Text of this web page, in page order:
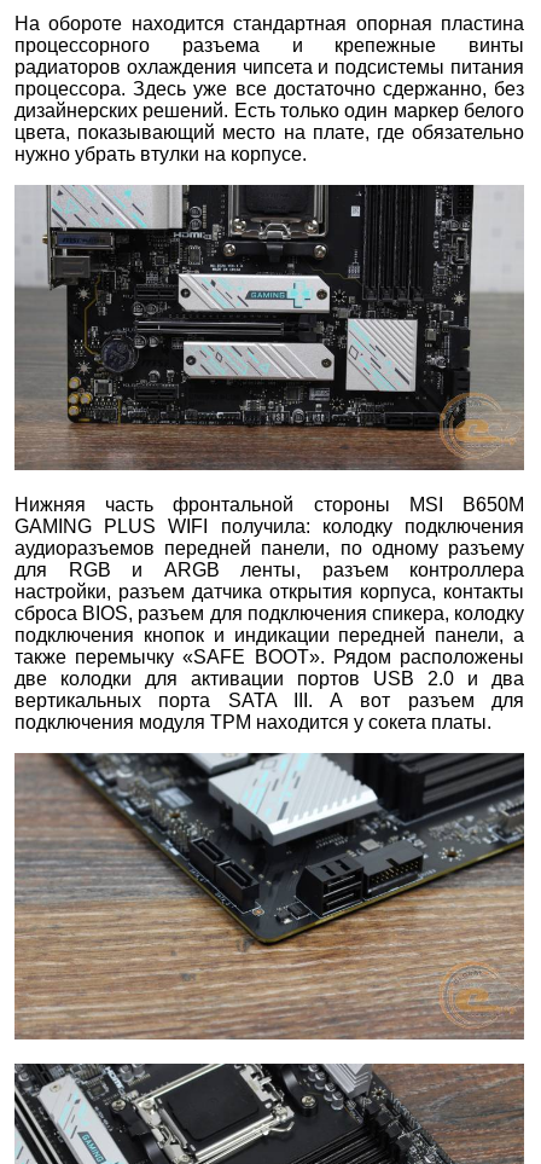
На обороте находится стандартная опорная пластина
процессорного разъема и крепежные винты
радиаторов охлаждения чипсета и подсистемы питания
процессора. Здесь уже все достаточно сдержанно, без
дизайнерских решений. Есть только один маркер белого
цвета, показывающий место на плате, где обязательно
нужно убрать втулки на корпусе.
Нижняя часть фронтальной стороны MSI B650M
GAMING PLUS WIFI получила: колодку подключения
аудиоразъемов передней панели, по одному разъему
для RGB и ARGB ленты, разъем контроллера
настройки, разъем датчика открытия корпуса, контакты
сброса BIOS, разъем для подключения спикера, колодку
подключения кнопок и индикации передней панели, а
также перемычку «SAFE BOOT». Рядом расположены
две колодки для активации портов USB 2.0 и два
вертикальных порта SATA III. А вот разъем для
подключения модуля ТРМ находится у сокета платы.